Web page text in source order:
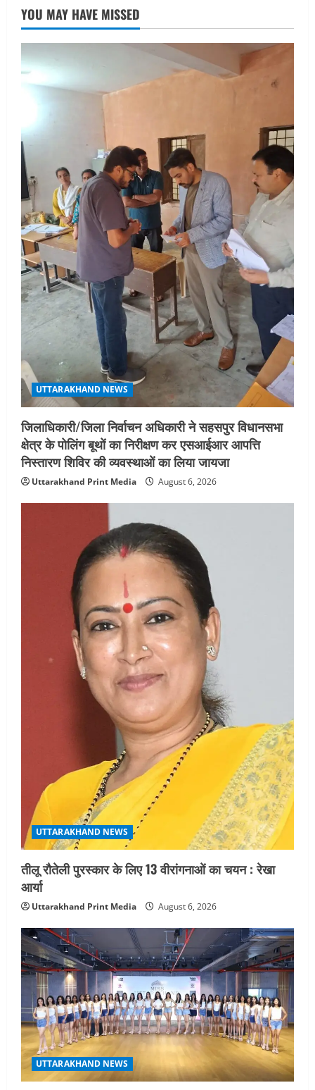
2
तीलू रौतेली पुरस्कार के लिए 13 वीरांगनाओं का
चयन : रेखा आर्या
August 6, 2026
UTTARAKHAND NEWS
मिस उत्तराखंड 2026 के सब-कॉन्टेस्ट ‘मिस
August 5, 2026
UTTARAKHAND NEWS
एमआईटी वर्ल्ड पीस यूनिवर्सिटी और जर्मनी के
बीएसबीआई के बीच समझौता; भारतीय छात्रों
को मिलेंगे वैश्विक अवसर
August 5, 2026
STATES NEWS
महाराज की राजस्थान के मुख्यमंत्री से
शिष्टाचार भेंट पर्यटन और सांस्कृतिक
गतिविधियों के विस्तार पर हुई चर्चा
August 4, 2026
YOU MAY HAVE MISSED
UTTARAKHAND NEWS
जिलाधिकारी/जिला निर्वाचन अधिकारी ने सहसपुर विधानसभा
क्षेत्र के पोलिंग बूथों का निरीक्षण कर एसआईआर आपत्ति
निस्तारण शिविर की व्यवस्थाओं का लिया जायजा
Uttarakhand Print Media August 6, 2026
UTTARAKHAND NEWS
तीलू रौतेली पुरस्कार के लिए 13 वीरांगनाओं का चयन : रेखा
आर्या
Uttarakhand Print Media August 6, 2026
UTTARAKHAND NEWS